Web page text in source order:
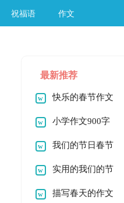
祝福语 作文
最新推荐
快乐的春节作文
900字7篇小学作文900字
10篇我们的节日春节
作文800字（精选10
篇）
实用的我们的节
日春节作文600字汇
描写春天的作文